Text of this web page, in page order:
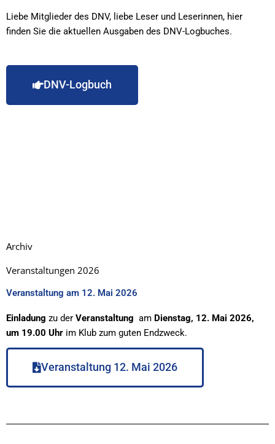
Liebe Mitglieder des DNV, liebe Leser und Leserinnen, hier
finden Sie die aktuellen Ausgaben des DNV-Logbuches.
DNV-Logbuch
Archiv
Veranstaltungen 2026
Veranstaltung am 12. Mai 2026
Einladung zu der Veranstaltung am Dienstag, 12. Mai 2026,
um 19.00 Uhr im Klub zum guten Endzweck.
Veranstaltung 12. Mai 2026